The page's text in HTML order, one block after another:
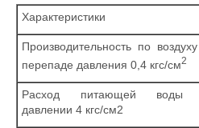
Характеристики
Производительность по
перепаде давления 0,4 кгс/см2
Расход питающей воды
давлении 4 кгс/см2